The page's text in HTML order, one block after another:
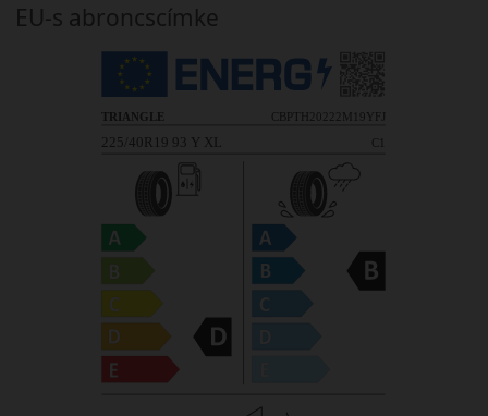
EU-s abroncscímke